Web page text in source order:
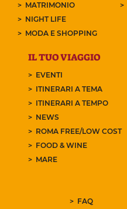
MATRIMONIO
NIGHT LIFE
MODA E SHOPPING
IL TUO VIAGGIO
EVENTI
ITINERARI A TEMA
ITINERARI A TEMPO
NEWS
ROMA FREE/LOW COST
FOOD & WINE
MARE
FAQ